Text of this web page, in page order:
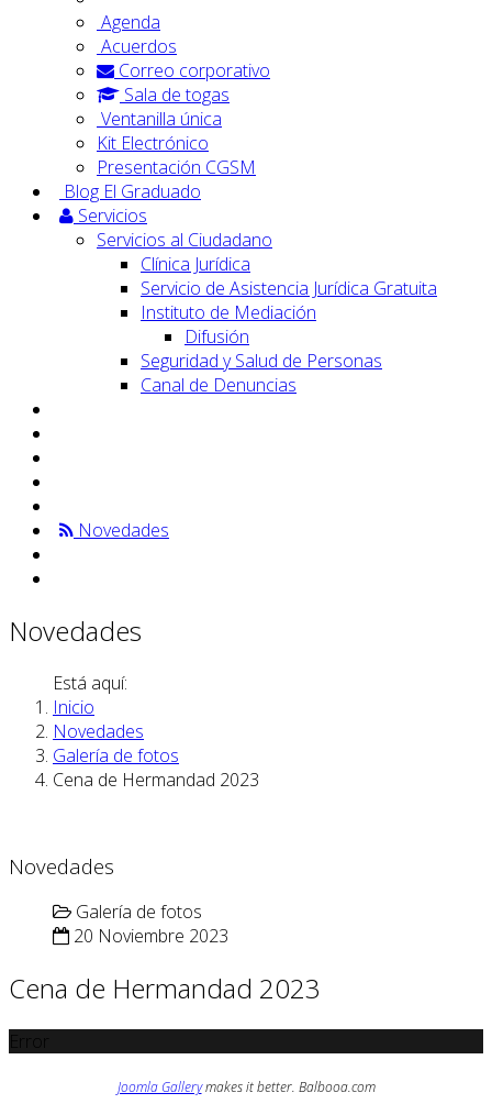
Agenda
Acuerdos
Correo corporativo
Sala de togas
Ventanilla única
Kit Electrónico
Presentación CGSM
Blog El Graduado
Servicios
Servicios al Ciudadano
Clínica Jurídica
Servicio de Asistencia Jurídica Gratuita
Instituto de Mediación
Difusión
Seguridad y Salud de Personas
Canal de Denuncias
Novedades
Novedades
Está aquí:
Inicio
Novedades
Galería de fotos
Cena de Hermandad 2023
Novedades
Galería de fotos
20 Noviembre 2023
Cena de Hermandad 2023
Joomla Gallerymakes it better. Balbooa.com